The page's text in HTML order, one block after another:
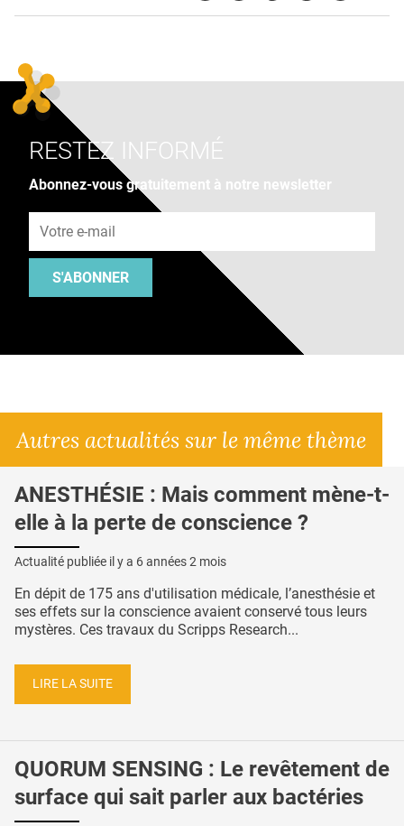
RESTEZ INFORMÉ
Abonnez-vous gratuitement à notre newsletter
S'ABONNER
Autres actualités sur le même thème
ANESTHÉSIE : Mais comment mène-t-
elle à la perte de conscience ?
Actualité publiée il y a 6 années 2 mois
En dépit de 175 ans d'utilisation médicale, l’anesthésie et
ses effets sur la conscience avaient conservé tous leurs
mystères. Ces travaux du Scripps Research...
LIRE LA SUITE
QUORUM SENSING : Le revêtement de
surface qui sait parler aux bactéries